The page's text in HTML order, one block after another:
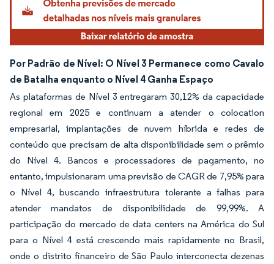
Por Padrão de Nível: O Nível 3 Permanece como Cavalo
de Batalha enquanto o Nível 4 Ganha Espaço
As plataformas de Nível 3 entregaram 30,12% da capacidade
regional em 2025 e continuam a atender o colocation
empresarial, implantações de nuvem híbrida e redes de
conteúdo que precisam de alta disponibilidade sem o prêmio
do Nível 4. Bancos e processadores de pagamento, no
entanto, impulsionaram uma previsão de CAGR de 7,95% para
o Nível 4, buscando infraestrutura tolerante a falhas para
atender mandatos de disponibilidade de 99,99%. A
participação do mercado de data centers na América do Sul
para o Nível 4 está crescendo mais rapidamente no Brasil,
onde o distrito financeiro de São Paulo interconecta dezenas